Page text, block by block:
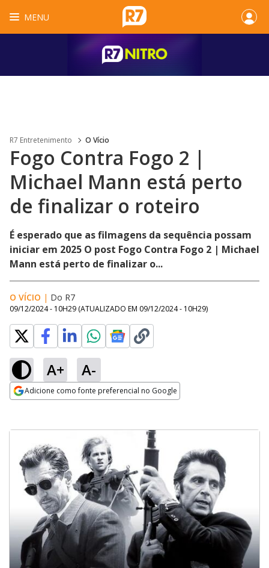
MENU
R7 Entretenimento O Vício
Fogo Contra Fogo 2 |
Michael Mann está perto
de finalizar o roteiro
É esperado que as filmagens da sequência possam
iniciar em 2025 O post Fogo Contra Fogo 2 | Michael
Mann está perto de finalizar o...
O VÍCIO | Do R7
09/12/2024 - 10H29 (ATUALIZADO EM 09/12/2024 - 10H29)
A+ A-
Adicione como fonte preferencial no Google